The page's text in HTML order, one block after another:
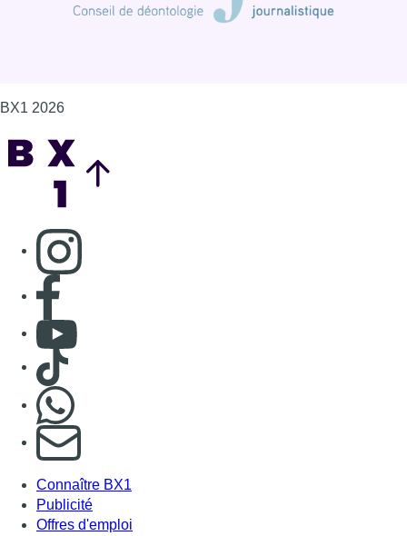
BX1 2026
Consulter page Instagram
Consulter page Facebook
Consulter Youtube
Consulter TikTok
S'abonner à notre newsletter
Connaître BX1
Publicité
Offres d'emploi